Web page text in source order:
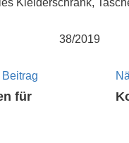
38/2019
für